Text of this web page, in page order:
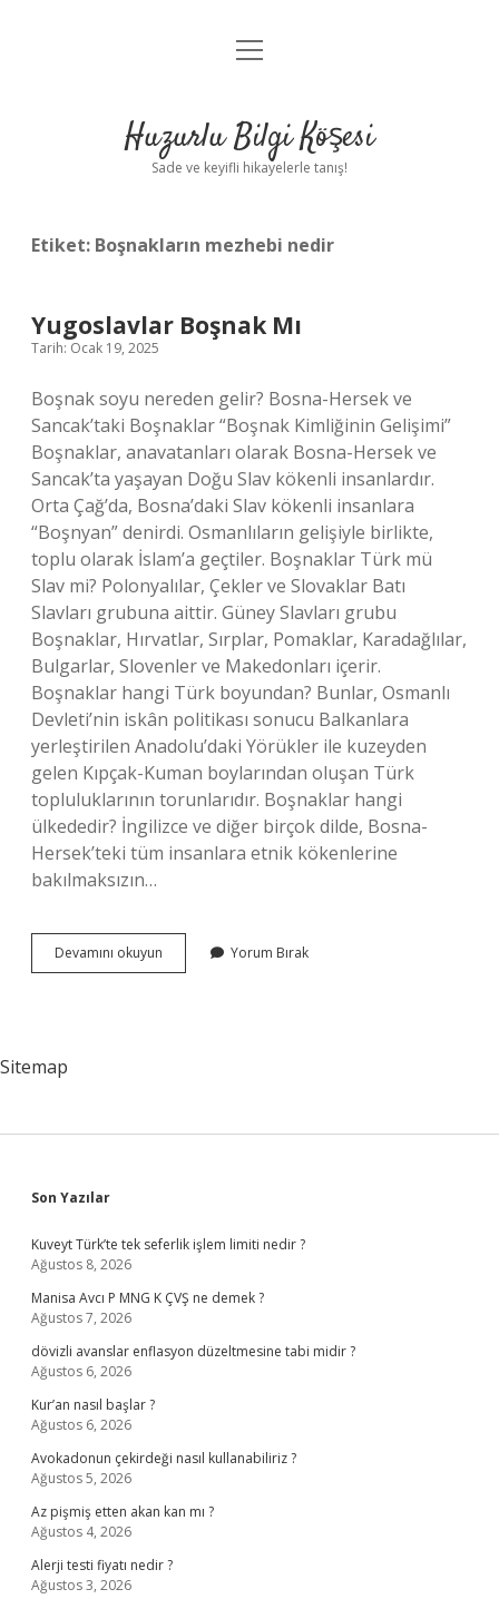
Anasayfa
Yasal Uyarı
menüyü
Huzurlu Bilgi Köşesi
Sade ve keyifli hikayelerle tanış!
Etiket: Boşnakların mezhebi nedir
Yugoslavlar Boşnak Mı
Tarih: Ocak 19, 2025
Boşnak soyu nereden gelir? Bosna-Hersek ve
Sancak’taki Boşnaklar “Boşnak Kimliğinin Gelişimi”
Boşnaklar, anavatanları olarak Bosna-Hersek ve
Sancak’ta yaşayan Doğu Slav kökenli insanlardır.
Orta Çağ’da, Bosna’daki Slav kökenli insanlara
“Boşnyan” denirdi. Osmanlıların gelişiyle birlikte,
toplu olarak İslam’a geçtiler. Boşnaklar Türk mü
Slav mi? Polonyalılar, Çekler ve Slovaklar Batı
Slavları grubuna aittir. Güney Slavları grubu
Boşnaklar, Hırvatlar, Sırplar, Pomaklar, Karadağlılar,
Bulgarlar, Slovenler ve Makedonları içerir.
Boşnaklar hangi Türk boyundan? Bunlar, Osmanlı
Devleti’nin iskân politikası sonucu Balkanlara
yerleştirilen Anadolu’daki Yörükler ile kuzeyden
gelen Kıpçak-Kuman boylarından oluşan Türk
topluluklarının torunlarıdır. Boşnaklar hangi
ülkededir? İngilizce ve diğer birçok dilde, Bosna-
Hersek’teki tüm insanlara etnik kökenlerine
bakılmaksızın…
Devamını okuyun Yugoslavlar
Boşnak
Yorum Bırak
Sitemap
Sidebar
Son Yazılar
Kuveyt Türk’te tek seferlik işlem limiti nedir ?
Ağustos 8, 2026
Manisa Avcı P MNG K ÇVŞ ne demek ?
Ağustos 7, 2026
dövizli avanslar enflasyon düzeltmesine tabi midir ?
Ağustos 6, 2026
Kur’an nasıl başlar ?
Ağustos 6, 2026
Avokadonun çekirdeği nasıl kullanabiliriz ?
Ağustos 5, 2026
Az pişmiş etten akan kan mı ?
Ağustos 4, 2026
Alerji testi fiyatı nedir ?
Ağustos 3, 2026